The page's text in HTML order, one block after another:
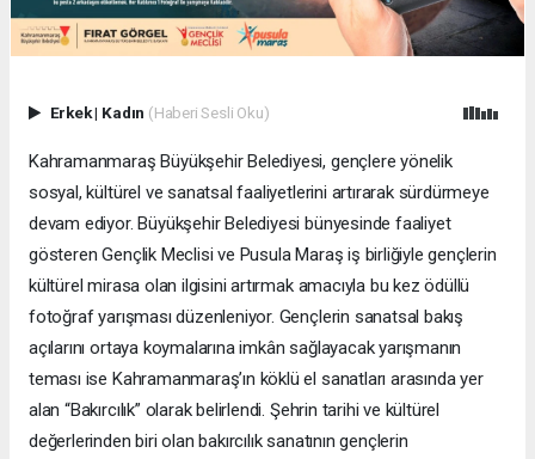
Erkek| Kadın (Haberi Sesli Oku)
Kahramanmaraş Büyükşehir Belediyesi, gençlere yönelik
sosyal, kültürel ve sanatsal faaliyetlerini artırarak sürdürmeye
devam ediyor. Büyükşehir Belediyesi bünyesinde faaliyet
gösteren Gençlik Meclisi ve Pusula Maraş iş birliğiyle gençlerin
kültürel mirasa olan ilgisini artırmak amacıyla bu kez ödüllü
fotoğraf yarışması düzenleniyor. Gençlerin sanatsal bakış
açılarını ortaya koymalarına imkân sağlayacak yarışmanın
teması ise Kahramanmaraş’ın köklü el sanatları arasında yer
alan “Bakırcılık” olarak belirlendi. Şehrin tarihi ve kültürel
değerlerinden biri olan bakırcılık sanatının gençlerin